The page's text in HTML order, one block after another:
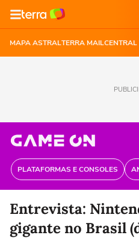
MAPA ASTRALTERRA MAIL
PLATAFORMAS E CONSOLES
Entrevista:
gigante no Brasil